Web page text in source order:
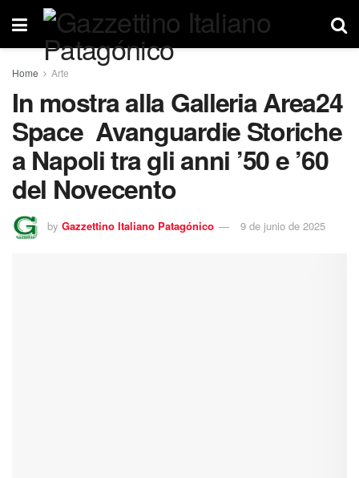
Home Arte
In mostra alla Galleria Area24
Space Avanguardie Storiche
a Napoli tra gli anni ’50 e ’60
del Novecento
by Gazzettino Italiano Patagónico 9 de junio de 2025